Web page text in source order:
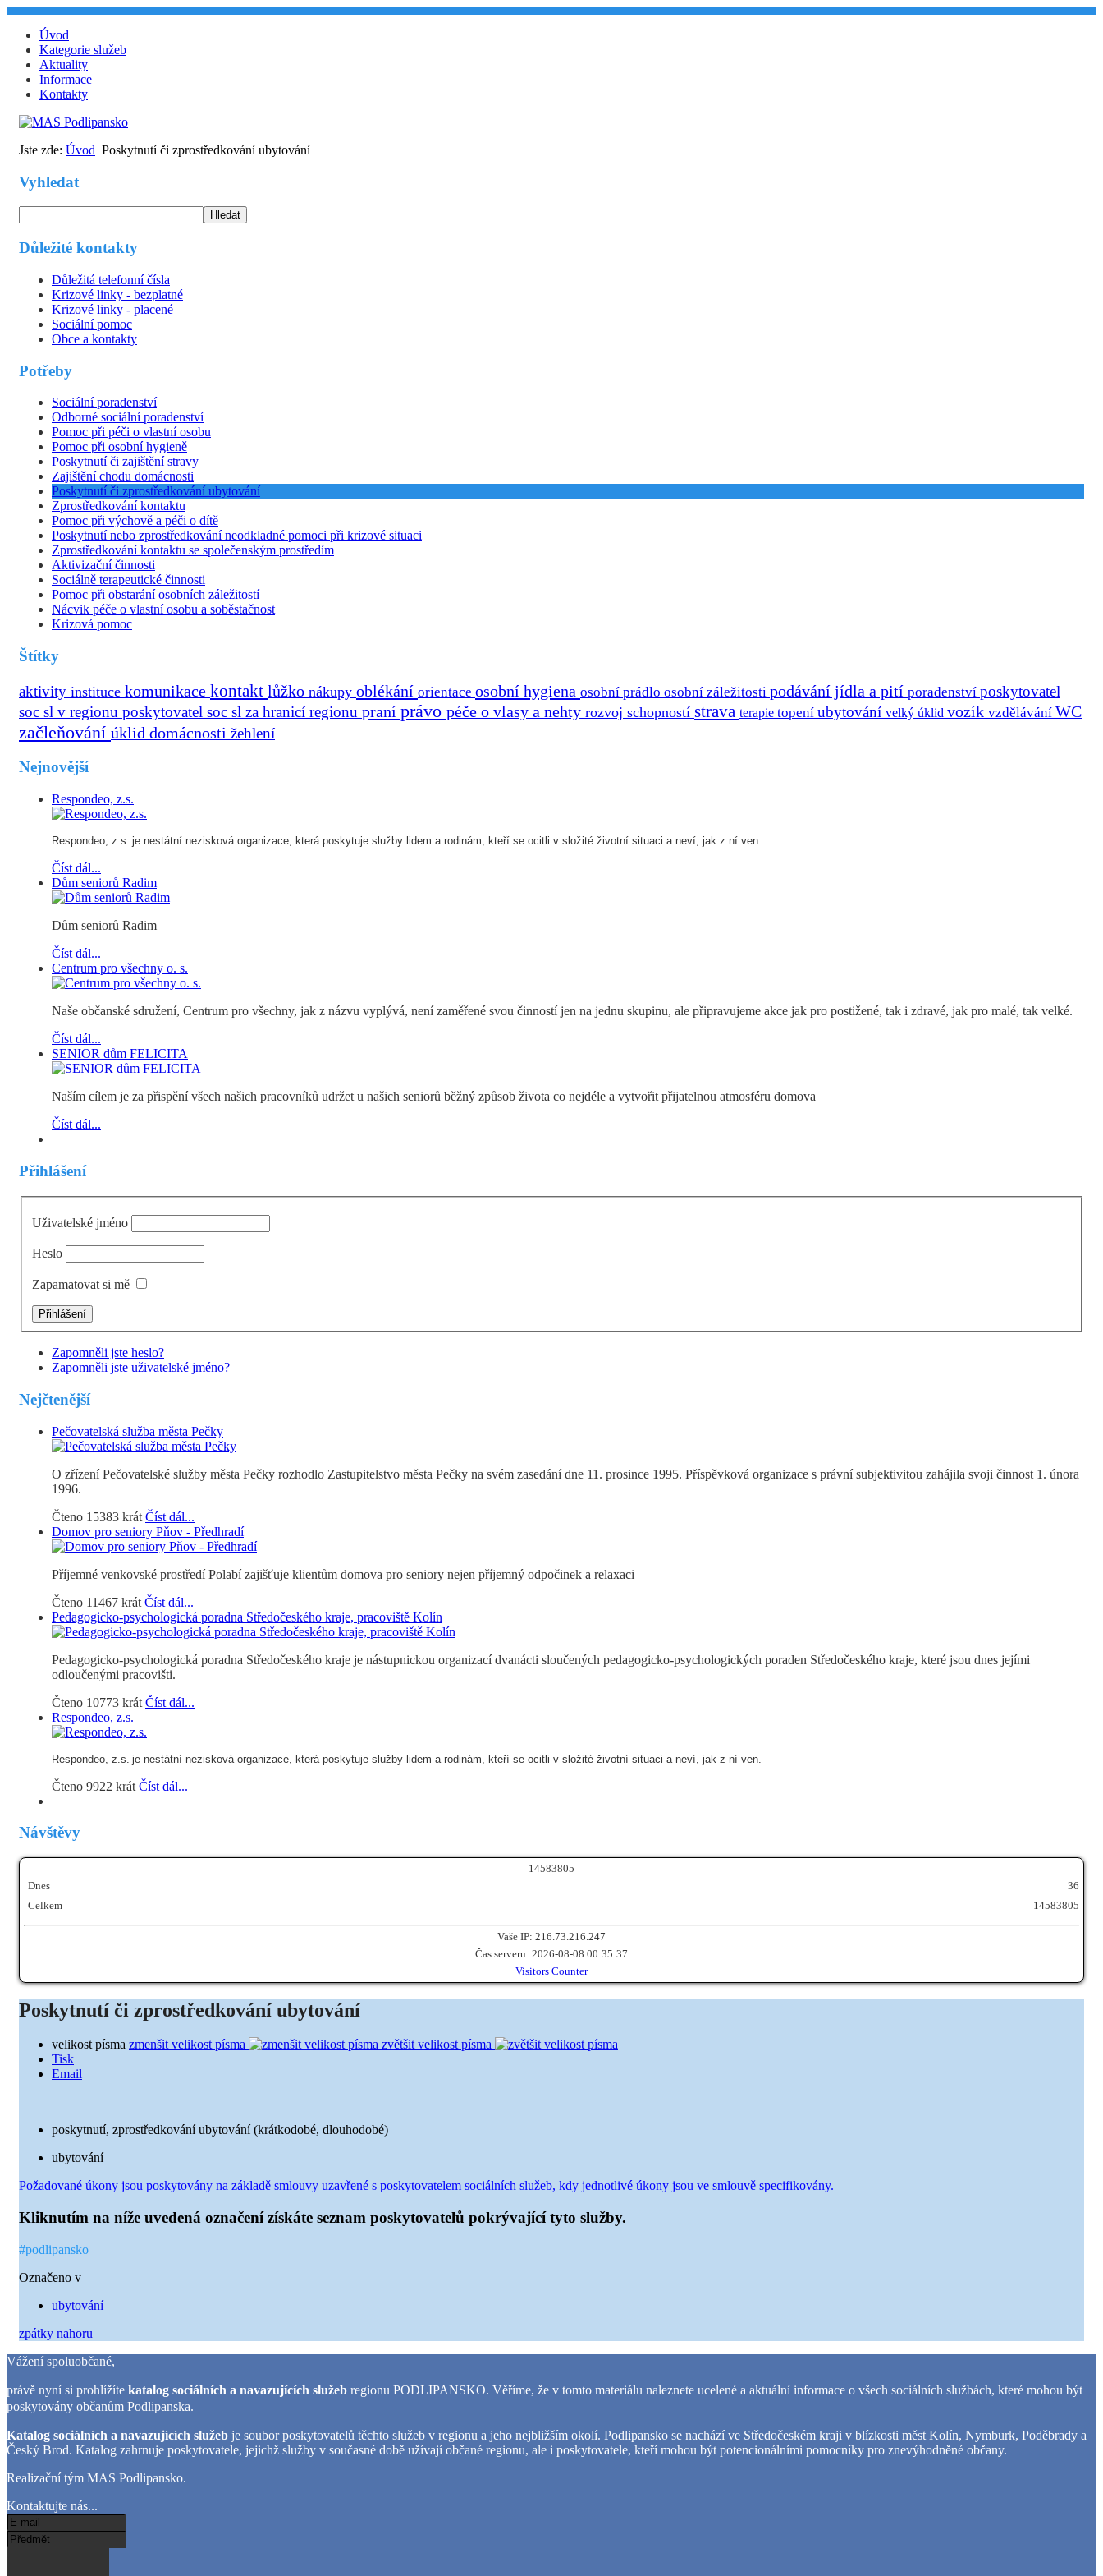
Úvod
Kategorie služeb
Aktuality
Informace
Kontakty
Jste zde: Úvod Poskytnutí či zprostředkování ubytování
Vyhledat
Hledat
Důležité kontakty
Důležitá telefonní čísla
Krizové linky - bezplatné
Krizové linky - placené
Sociální pomoc
Obce a kontakty
Potřeby
Sociální poradenství
Odborné sociální poradenství
Pomoc při péči o vlastní osobu
Pomoc při osobní hygieně
Poskytnutí či zajištění stravy
Zajištění chodu domácnosti
Poskytnutí či zprostředkování ubytování
Zprostředkování kontaktu
Pomoc při výchově a péči o dítě
Poskytnutí nebo zprostředkování neodkladné pomoci při krizové situaci
Zprostředkování kontaktu se společenským prostředím
Aktivizační činnosti
Sociálně terapeutické činnosti
Pomoc při obstarání osobních záležitostí
Nácvik péče o vlastní osobu a soběstačnost
Krizová pomoc
Štítky
aktivity instituce komunikace kontakt lůžko nákupy oblékání orientace osobní hygiena osobní prádlo osobní záležitosti podávání jídla a pití poradenství poskytovatel
soc sl v regionu poskytovatel soc sl za hranicí regionu praní právo péče o vlasy a nehty rozvoj schopností strava terapie topení ubytování velký úklid vozík vzdělávání WC
začleňování úklid domácnosti žehlení
Nejnovější
Respondeo, z.s.
Respondeo, z.s. je nestátní nezisková organizace, která poskytuje služby lidem a rodinám, kteří se ocitli v složité životní situaci a neví, jak z ní ven.
Číst dál...
Dům seniorů Radim
Dům seniorů Radim
Číst dál...
Centrum pro všechny o. s.
Naše občanské sdružení, Centrum pro všechny, jak z názvu vyplývá, není zaměřené svou činností jen na jednu skupinu, ale připravujeme akce jak pro postižené, tak i zdravé, jak pro malé, tak velké.
Číst dál...
SENIOR dům FELICITA
Naším cílem je za přispění všech našich pracovníků udržet u našich seniorů běžný způsob života co nejdéle a vytvořit přijatelnou atmosféru domova
Číst dál...
Přihlášení
Uživatelské jméno
Heslo
Zapamatovat si mě
Zapomněli jste heslo?
Zapomněli jste uživatelské jméno?
Nejčtenější
Pečovatelská služba města Pečky
O zřízení Pečovatelské služby města Pečky rozhodlo Zastupitelstvo města Pečky na svém zasedání dne 11. prosince 1995. Příspěvková organizace s právní subjektivitou zahájila svoji činnost 1. února
1996.
Čteno 15383 krát Číst dál...
Domov pro seniory Pňov - Předhradí
Příjemné venkovské prostředí Polabí zajišťuje klientům domova pro seniory nejen příjemný odpočinek a relaxaci
Čteno 11467 krát Číst dál...
Pedagogicko-psychologická poradna Středočeského kraje, pracoviště Kolín
Pedagogicko-psychologická poradna Středočeského kraje je nástupnickou organizací dvanácti sloučených pedagogicko-psychologických poraden Středočeského kraje, které jsou dnes jejími
odloučenými pracovišti.
Čteno 10773 krát Číst dál...
Respondeo, z.s.
Respondeo, z.s. je nestátní nezisková organizace, která poskytuje služby lidem a rodinám, kteří se ocitli v složité životní situaci a neví, jak z ní ven.
Čteno 9922 krát Číst dál...
Návštěvy
14583805
Dnes
Celkem
36
14583805
Vaše IP: 216.73.216.247
Čas serveru: 2026-08-08 00:35:37
Visitors Counter
Poskytnutí či zprostředkování ubytování
velikost písma zmenšit velikost písma
zvětšit velikost písma
Tisk
Email
poskytnutí, zprostředkování ubytování (krátkodobé, dlouhodobé)
ubytování
Požadované úkony jsou poskytovány na základě smlouvy uzavřené s poskytovatelem sociálních služeb, kdy jednotlivé úkony jsou ve smlouvě specifikovány.
Kliknutím na níže uvedená označení získáte seznam poskytovatelů pokrývající tyto služby.
#podlipansko
Označeno v
ubytování
zpátky nahoru
Vážení spoluobčané,
právě nyní si prohlížíte katalog sociálních a navazujících služeb regionu PODLIPANSKO. Věříme, že v tomto materiálu naleznete ucelené a aktuální informace o všech sociálních službách, které mohou být
poskytovány občanům Podlipanska.
Katalog sociálních a navazujících služeb je soubor poskytovatelů těchto služeb v regionu a jeho nejbližším okolí. Podlipansko se nachází ve Středočeském kraji v blízkosti měst Kolín, Nymburk, Poděbrady a
Český Brod. Katalog zahrnuje poskytovatele, jejichž služby v současné době užívají občané regionu, ale i poskytovatele, kteří mohou být potencionálními pomocníky pro znevýhodněné občany.
Realizační tým MAS Podlipansko.
Kontaktujte nás...